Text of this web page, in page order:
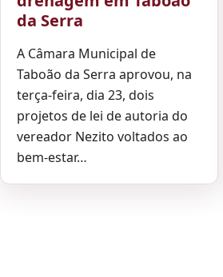
da Serra
A Câmara Municipal de
Taboão da Serra aprovou, na
terça-feira, dia 23, dois
projetos de lei de autoria do
vereador Nezito voltados ao
bem-estar…